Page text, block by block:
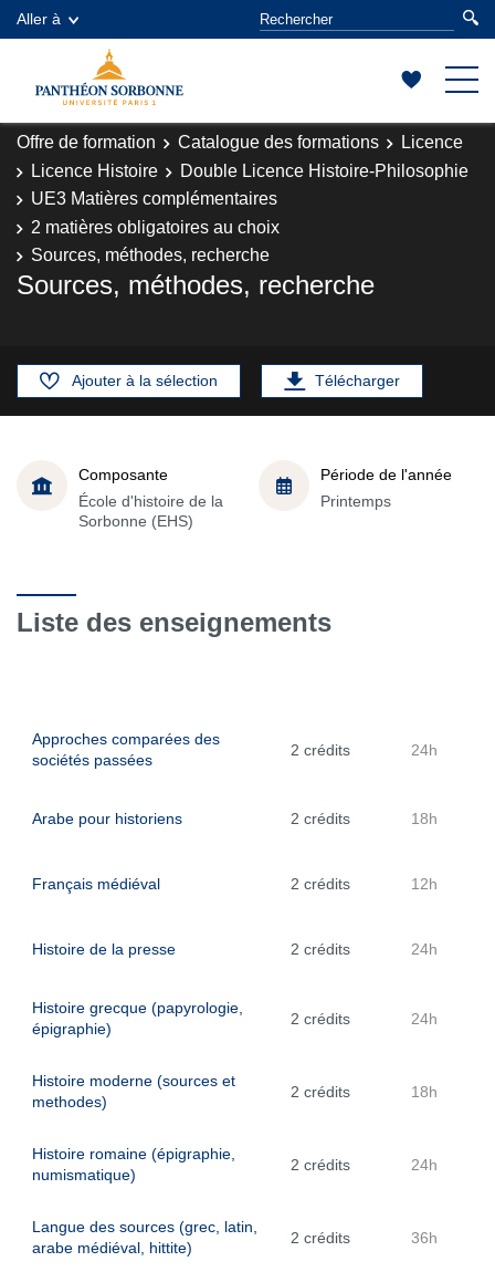
Aller à
Offre de formation Catalogue des formations
Licence
Licence Histoire
Double Licence Histoire-Philosophie
UE3 Matières complémentaires
2 matières obligatoires au choix
Sources, méthodes, recherche
Sources, méthodes, recherche
Ajouter à la sélection Télécharger
Composante
École d'histoire de la
Sorbonne (EHS)
Période de l'année
Printemps
Liste des enseignements
Approches comparées des
sociétés passées
2 crédits 24h
Arabe pour historiens 2 crédits 18h
Français médiéval 2 crédits 12h
Histoire de la presse 2 crédits 24h
Histoire grecque (papyrologie,
épigraphie)
2 crédits 24h
Histoire moderne (sources et
methodes)
2 crédits 18h
Histoire romaine (épigraphie,
numismatique)
2 crédits 24h
Langue des sources (grec, latin,
arabe médiéval, hittite)
2 crédits 36h